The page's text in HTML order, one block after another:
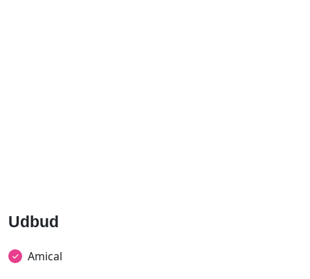
Udbud
Amical